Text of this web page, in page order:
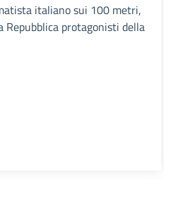
italiano sui 100 metri,
protagonisti della